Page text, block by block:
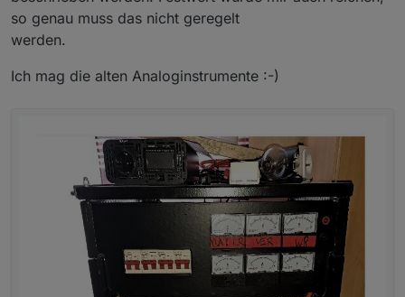
so genau muss das nicht geregelt
werden.
Ich mag die alten Analoginstrumente :-)